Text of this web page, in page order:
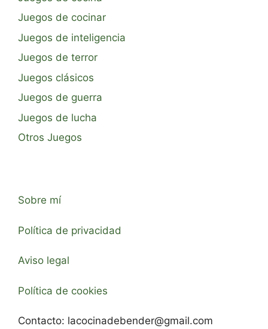
Juegos de cocinar
Juegos de inteligencia
Juegos de terror
Juegos clásicos
Juegos de guerra
Juegos de lucha
Otros Juegos
Sobre mí
Política de privacidad
Aviso legal
Política de cookies
Contacto: lacocinadebender@gmail.com